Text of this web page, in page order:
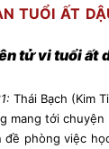
TUỔI ẤT
tử vi tuổi ất
Thái Bạch (Kim
mang tới chuyện
đề phòng việc